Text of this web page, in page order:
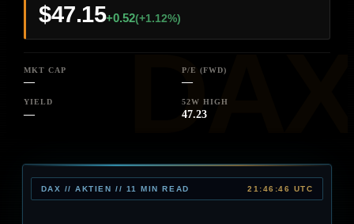
$47.15+0.52(+1.12%)
MKT CAP
—
P/E (FWD)
—
YIELD
—
52W HIGH
47.23
DAX // AKTIEN // 11 MIN READ 21:46:46 UTC